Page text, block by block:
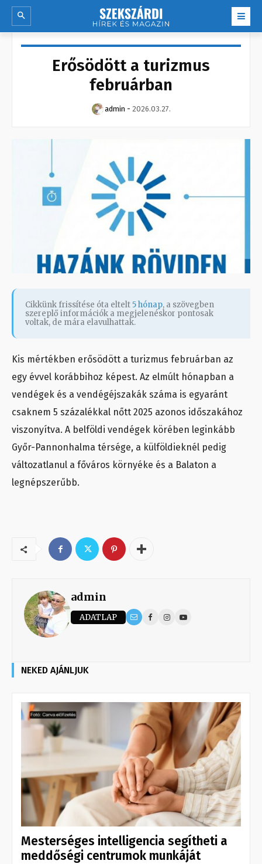
Erősödött a turizmus
februárban
admin - 2026.03.27.
Cikkünk frissítése óta eltelt5 hónap, a szövegben
szereplő információk a megjelenéskor pontosak
voltak, de mára elavulhattak.
Kis mértékben erősödött a turizmus februárban az
egy évvel korábbihoz képest. Az elmúlt hónapban a
vendégek és a vendégéjszakák száma is egyaránt
csaknem 5 százalékkal nőtt 2025 azonos időszakához
viszonyítva. A belföldi vendégek körében leginkább
Győr-Pannonhalma térsége, a külföldieknél pedig
változatlanul a főváros környéke és a Balaton a
legnépszerűbb.
admin
ADATLAP
NEKED AJÁNLJUK
Mesterséges intelligencia segítheti a
meddőségi centrumok munkáját